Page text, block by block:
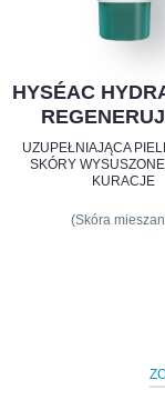
HYSÉAC
UZUPEŁNIAJĄCA
SKÓRY
KURACJE
(Skóra